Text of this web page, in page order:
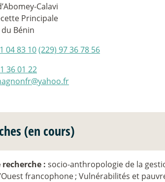
Calavi
Principale
Bénin
04 83 10(229) 97 36 78 56
36 01 22
(en cours)
recherche : socio-anthropologie de la
francophone; Vulnérabilités et